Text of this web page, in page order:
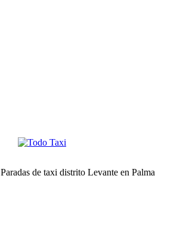
Paradas de taxi distrito Levante en Palma